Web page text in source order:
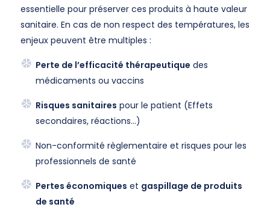
essentielle pour préserver ces produits à haute valeur
sanitaire. En cas de non respect des températures, les
enjeux peuvent être multiples :
Perte de l’efficacité thérapeutique des
médicaments ou vaccins
Risques sanitaires pour le patient (Effets
secondaires, réactions…)
Non-conformité règlementaire et risques pour les
professionnels de santé
Pertes économiques et gaspillage de produits
de santé